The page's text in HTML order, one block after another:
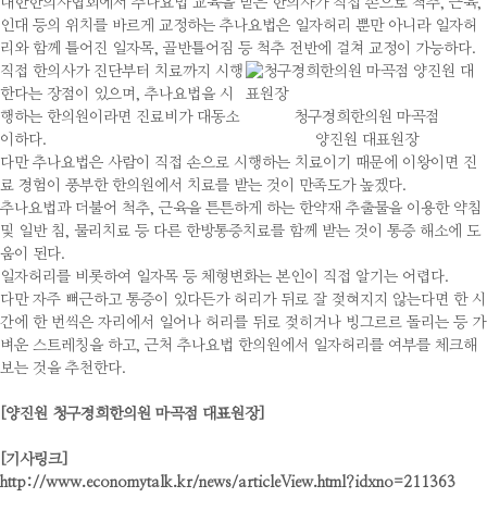
대한한의사협회에서 추나요법 교육을 받은 한의사가 직접 손으로 척추, 근육,
인대 등의 위치를 바르게 교정하는 추나요법은 일자허리 뿐만 아니라 일자허
리와 함께 틀어진 일자목, 골반틀어짐 등 척추 전반에 걸쳐 교정이 가능하다.
청구경희한의원 마곡점
양진원 대표원장
직접 한의사가 진단부터 치료까지 시행
한다는 장점이 있으며, 추나요법을 시
행하는 한의원이라면 진료비가 대동소
이하다.
다만 추나요법은 사람이 직접 손으로 시행하는 치료이기 때문에 이왕이면 진
료 경험이 풍부한 한의원에서 치료를 받는 것이 만족도가 높겠다.
추나요법과 더불어 척추, 근육을 튼튼하게 하는 한약재 추출물을 이용한 약침
및 일반 침, 물리치료 등 다른 한방통증치료를 함께 받는 것이 통증 해소에 도
움이 된다.
일자허리를 비롯하여 일자목 등 체형변화는 본인이 직접 알기는 어렵다.
다만 자주 뻐근하고 통증이 있다든가 허리가 뒤로 잘 젖혀지지 않는다면 한 시
간에 한 번씩은 자리에서 일어나 허리를 뒤로 젖히거나 빙그르르 돌리는 등 가
벼운 스트레칭을 하고, 근처 추나요법 한의원에서 일자허리를 여부를 체크해
보는 것을 추천한다.
[양진원 청구경희한의원 마곡점 대표원장]
[기사링크]
http://www.economytalk.kr/news/articleView.html?idxno=211363